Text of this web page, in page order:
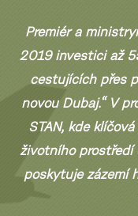
Premiér a
2019 investici až
cestujících přes
novou Dubaj.“ V
STAN, kde
životního prostředí
poskytuje zázemí